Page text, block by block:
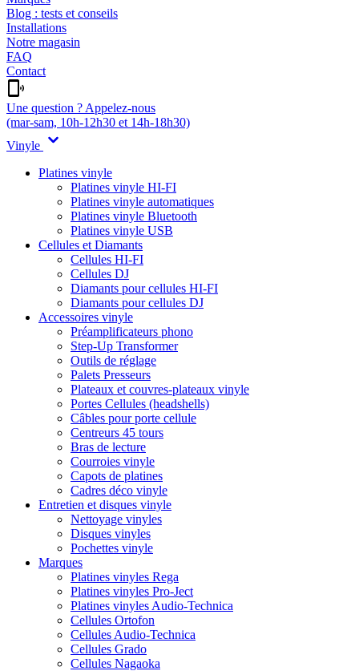
Blog : tests et conseils
Installations
Notre magasin
FAQ
Contact
Une question ? Appelez-nous
(mar-sam, 10h-12h30 et 14h-18h30)
Vinyle
Platines vinyle
Platines vinyle HI-FI
Platines vinyle automatiques
Platines vinyle Bluetooth
Platines vinyle USB
Cellules et Diamants
Cellules HI-FI
Cellules DJ
Diamants pour cellules HI-FI
Diamants pour cellules DJ
Accessoires vinyle
Préamplificateurs phono
Step-Up Transformer
Outils de réglage
Palets Presseurs
Plateaux et couvres-plateaux vinyle
Portes Cellules (headshells)
Câbles pour porte cellule
Centreurs 45 tours
Bras de lecture
Courroies vinyle
Capots de platines
Cadres déco vinyle
Entretien et disques vinyle
Nettoyage vinyles
Disques vinyles
Pochettes vinyle
Marques
Platines vinyles Rega
Platines vinyles Pro-Ject
Platines vinyles Audio-Technica
Cellules Ortofon
Cellules Audio-Technica
Cellules Grado
Cellules Nagaoka